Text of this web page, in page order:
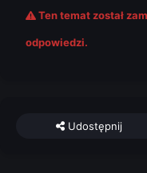
Ten temat został
odpowiedzi.
Udostępnij